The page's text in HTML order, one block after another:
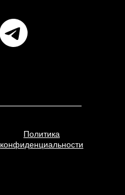
Политика
конфиденциальности